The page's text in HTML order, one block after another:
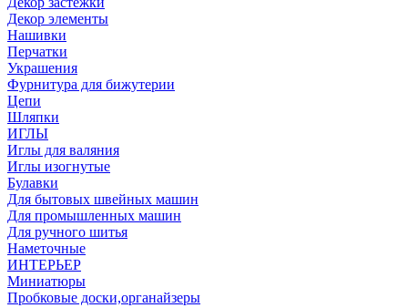
Декор элементы
Нашивки
Перчатки
Украшения
Фурнитура для бижутерии
Цепи
Шляпки
ИГЛЫ
Иглы для валяния
Иглы изогнутые
Булавки
Для бытовых швейных машин
Для промышленных машин
Для ручного шитья
Наметочные
ИНТЕРЬЕР
Миниатюры
Пробковые доски,органайзеры